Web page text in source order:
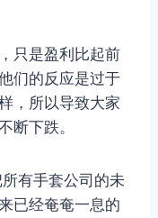
只是盈利比起前
们的反应是过于
，所以导致大家
断下跌。
有手套公司的未
已经奄奄一息的